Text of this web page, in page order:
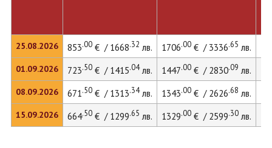
25.08.2026
01.09.2026
08.09.2026
15.09.2026
853.00€ / 1668.32 лв. 1706.00€ / 3336.65 лв.
723.50€ / 1415.04лв. 1447.00€ / 2830.09 лв.
671.50€ / 1313.34лв. 1343.00€ / 2626.68 лв.
664.50€ / 1299.65 лв. 1329.00€ / 2599.30лв.